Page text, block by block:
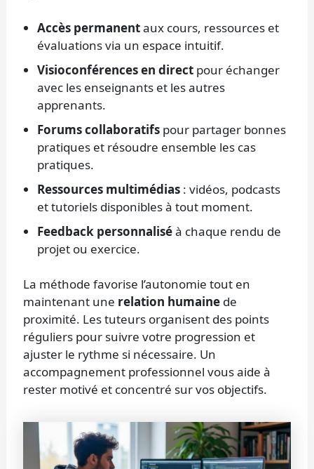
Accès permanentaux cours, ressources et
évaluations via un espace intuitif.
Visioconférences en direct pour échanger
avec les enseignants et les autres
apprenants.
Forums collaboratifs pour partager bonnes
pratiques et résoudre ensemble les cas
pratiques.
Ressources multimédias : vidéos, podcasts
et tutoriels disponibles à tout moment.
Feedback personnaliséà chaque rendu de
projet ou exercice.
La méthode favorise l’autonomie tout en
maintenant une relation humaine de
proximité. Les tuteurs organisent des points
réguliers pour suivre votre progression et
ajuster le rythme si nécessaire. Un
accompagnement professionnel vous aide à
rester motivé et concentré sur vos objectifs.